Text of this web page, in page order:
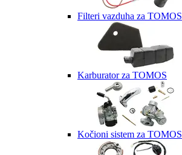
Filteri vazduha za TOMOS
Karburator za TOMOS
Kočioni sistem za TOMOS